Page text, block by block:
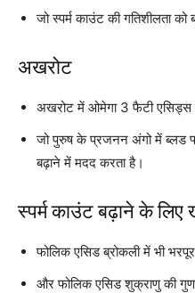
जो स्पर्म काउंट की गतिशीलता
अखरोट
अखरोट में ओमेगा 3 फैटी एसिड्स
जो पुरुष के प्रजनन अंगो में ब्लड
बढ़ाने में मदद करता है।
स्पर्म काउंट बढ़ाने के लिए
फोलिक एसिड ब्रोकली में भी भरपूर
और फोलिक एसिड शुक्राणु की